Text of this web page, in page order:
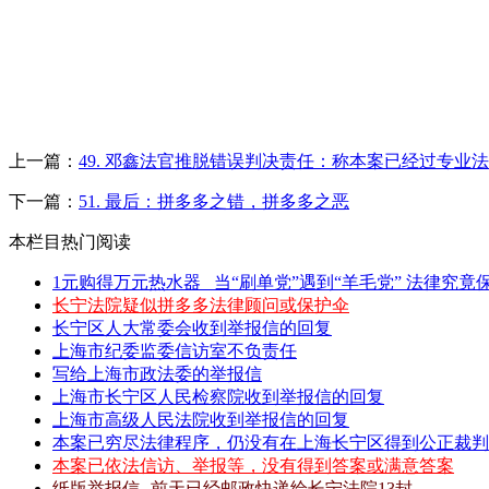
上一篇： 49. 邓鑫法官推脱错误判决责任：称本案已经过专业
下一篇： 51. 最后：拼多多之错，拼多多之恶
本栏目热门阅读
1元购得万元热水器 _当“刷单党”遇到“羊毛党” 法律究竟
长宁法院疑似拼多多法律顾问或保护伞
长宁区人大常委会收到举报信的回复
上海市纪委监委信访室不负责任
写给上海市政法委的举报信
上海市长宁区人民检察院收到举报信的回复
上海市高级人民法院收到举报信的回复
本案已穷尽法律程序，仍没有在上海长宁区得到公正裁判
本案已依法信访、举报等，没有得到答案或满意答案